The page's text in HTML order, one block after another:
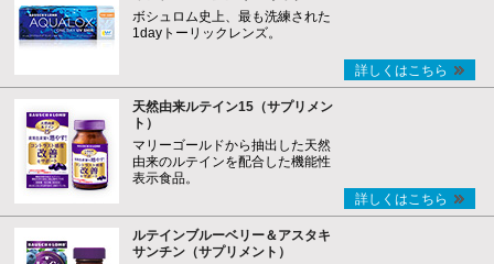
ボシュロム史上、最も洗練された
1dayトーリックレンズ。
詳しくはこちら
天然由来ルテイン15（サプリメン
ト）
マリーゴールドから抽出した天然
由来のルテインを配合した機能性
表示食品。
詳しくはこちら
ルテインブルーベリー＆アスタキ
サンチン（サプリメント）